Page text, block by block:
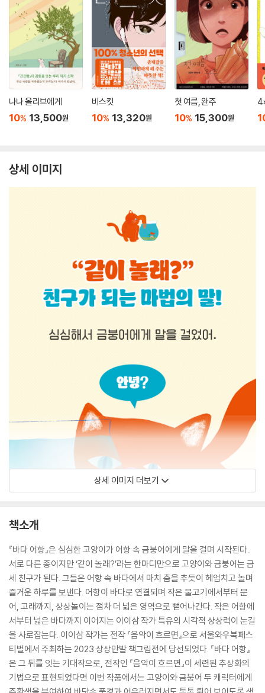
나나 올리브에게
10% 13,500원
비스킷
10% 13,320원
첫 여름, 완주
10% 15,300원
상세 이미지
상세 이미지 더보기
책소개
『바다 어항』은 심심한 고양이가 어항 속 금붕어에게 말을 걸며 시작된다.
서로 다른 종이지만 ‘같이 놀래?’라는 한마디만으로 고양이와 금붕어는 금
세 친구가 된다. 그들은 어항 속 바다에서 마치 춤을 추듯이 헤엄치고 놀며
즐거운 하루를 보낸다. 어항이 바다로 연결되며 작은 물고기에서부터 문
어, 고래까지, 상상놀이는 점차 더 넓은 영역으로 뻗어나간다. 작은 어항에
서부터 넓은 바다까지 이어지는 이이삼 작가 특유의 시각적 상상력이 눈길
을 사로잡는다. 이이삼 작가는 전작 『음악이 흐르면』으로 서울와우북페스
티벌에서 주최하는 2023 상상만발 책그림전에 당선되었다. 『바다 어항』
은 그 뒤를 잇는 기대작으로, 전작인 『음악이 흐르면』이 세련된 추상화의
기법으로 표현되었다면 이번 작품에서는 고양이와 금붕어 두 캐릭터에게